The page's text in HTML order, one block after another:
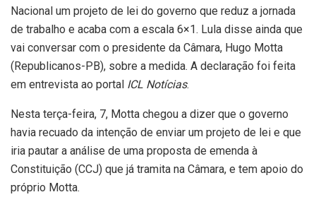
Nacional um projeto de lei do governo que reduz a jornada
de trabalho e acaba com a escala 6×1. Lula disse ainda que
vai conversar com o presidente da Câmara, Hugo Motta
(Republicanos-PB), sobre a medida. A declaração foi feita
em entrevista ao portal ICL Notícias.
Nesta terça-feira, 7, Motta chegou a dizer que o governo
havia recuado da intenção de enviar um projeto de lei e que
iria pautar a análise de uma proposta de emenda à
Constituição (CCJ) que já tramita na Câmara, e tem apoio do
próprio Motta.